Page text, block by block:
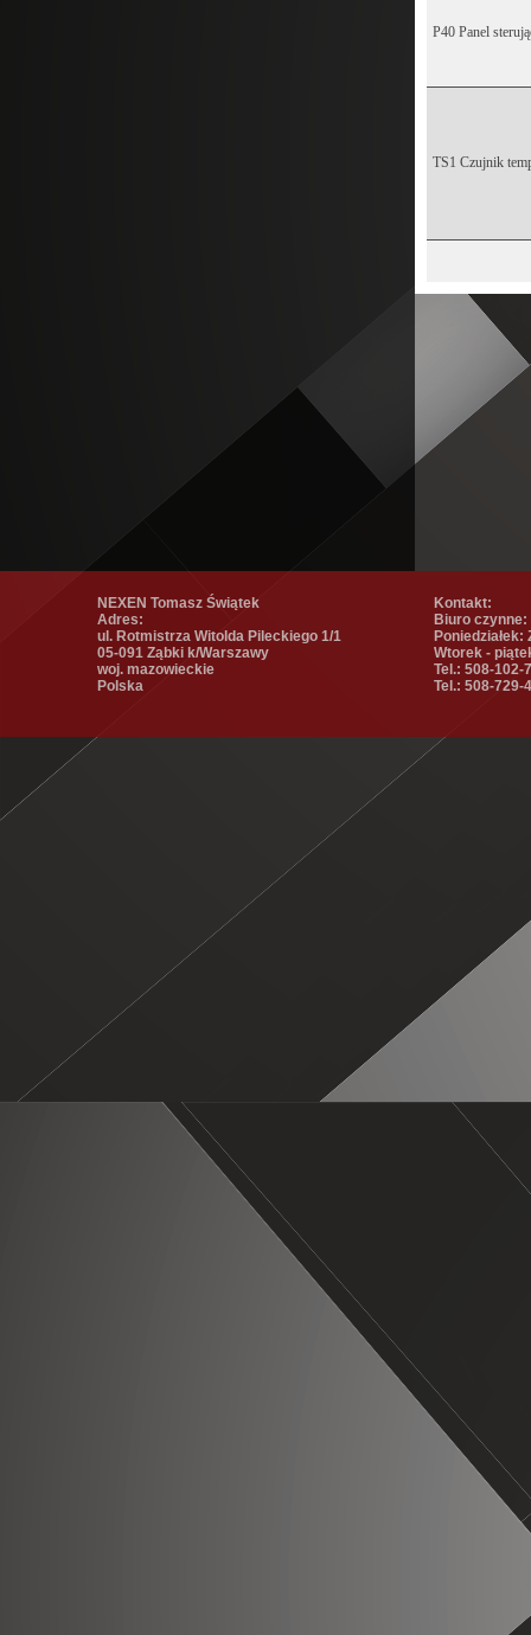
P40 Panel
TS1 Czujnik
NEXEN Tomasz Świątek
Adres:
ul. Rotmistrza Witolda Pileckiego 1/1
05-091 Ząbki k/Warszawy
woj. mazowieckie
Polska
Kontakt:
Biuro czynne:
Poniedziałek:
Wtorek -
Tel.: 508-102-
Tel.: 508-729-